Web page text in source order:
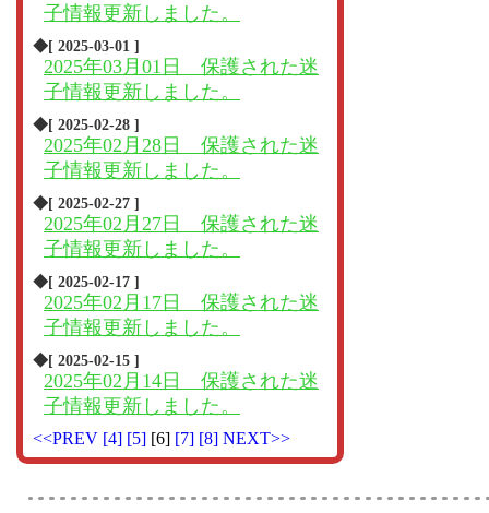
子情報更新しました。
◆[ 2025-03-01 ]
2025年03月01日 保護された迷
子情報更新しました。
◆[ 2025-02-28 ]
2025年02月28日 保護された迷
子情報更新しました。
◆[ 2025-02-27 ]
2025年02月27日 保護された迷
子情報更新しました。
◆[ 2025-02-17 ]
2025年02月17日 保護された迷
子情報更新しました。
◆[ 2025-02-15 ]
2025年02月14日 保護された迷
子情報更新しました。
<<PREV [4] [5] [6] [7] [8] NEXT>>